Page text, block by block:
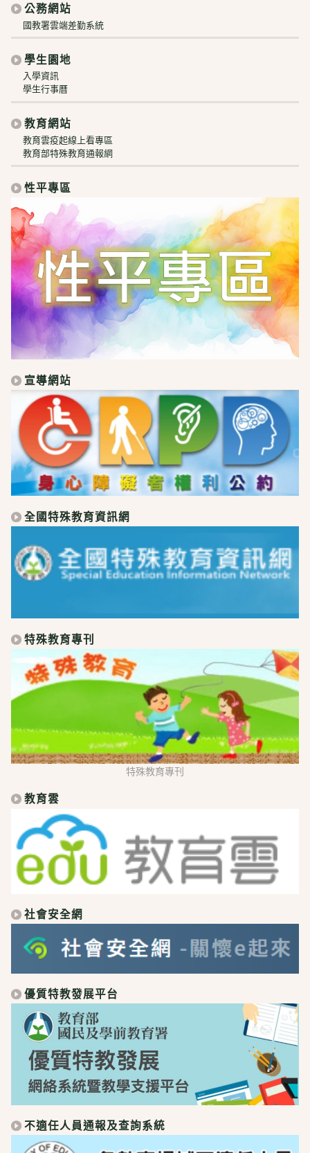
公務網站
國教署雲端差勤系統
學生園地
入學資訊
學生行事曆
教育網站
教育雲疫起線上看專區
教育部特殊教育通報網
性平專區
宣導網站
全國特殊教育資訊網
特殊教育專刊
特殊教育專刊
教育雲
社會安全網
優質特教發展平台
不適任人員通報及查詢系統